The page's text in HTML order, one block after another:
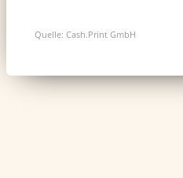
Quelle: Cash.Print GmbH